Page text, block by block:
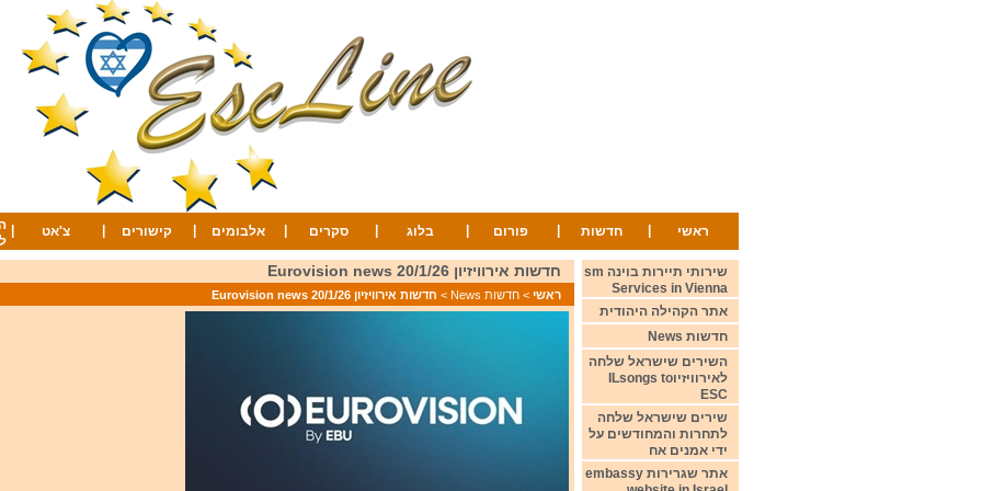
ראשי חדשות פורום בלוג סקרים אלבומים קישורים צ'אט
חדשות אירוויזיון 20/1/26 Eurovision news
ראשי > חדשות News > חדשות אירוויזיון 20/1/26 Eurovision news
שירותי תיירות בוינה sm
Services in Vienna
אתר הקהילה היהודית
חדשות News
השירים שישראל שלחה
לאירוויזיוILsongs to
ESC
שירים שישראל שלחה
לתחרות והמחודשים על
ידי אמנים אח
אתר שגרירות embassy